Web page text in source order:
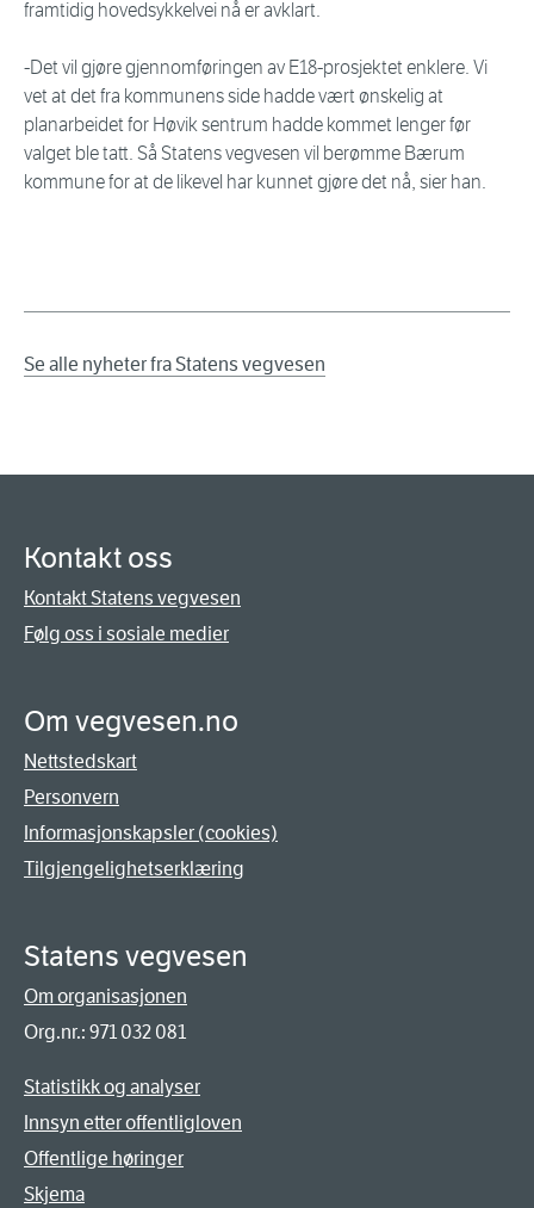
framtidig hovedsykkelvei nå er avklart.
-Det vil gjøre gjennomføringen av E18-prosjektet enklere. Vi
vet at det fra kommunens side hadde vært ønskelig at
planarbeidet for Høvik sentrum hadde kommet lenger før
valget ble tatt. Så Statens vegvesen vil berømme Bærum
kommune for at de likevel har kunnet gjøre det nå, sier han.
Se alle nyheter fra Statens vegvesen
Kontakt oss
Kontakt Statens vegvesen
Følg oss i sosiale medier
Om vegvesen.no
Nettstedskart
Personvern
Informasjonskapsler (cookies)
Tilgjengelighetserklæring
Statens vegvesen
Om organisasjonen
Org.nr.: 971 032 081
Statistikk og analyser
Innsyn etter offentligloven
Offentlige høringer
Skjema